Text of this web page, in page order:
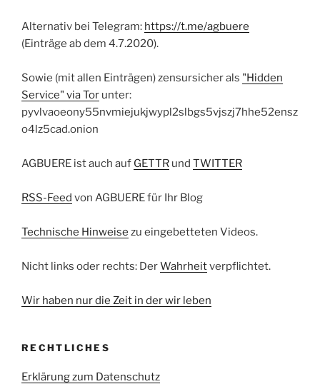
Alternativ bei Telegram: https://t.me/agbuere
(Einträge ab dem 4.7.2020).
Sowie (mit allen Einträgen) zensursicher als "Hidden
Service" via Tor unter:
pyvlvaoeony55nvmiejukjwypl2slbgs5vjszj7hhe52ensz
o4lz5cad.onion
AGBUERE ist auch auf GETTR und TWITTER
RSS-Feed von AGBUERE für Ihr Blog
Technische Hinweise zu eingebetteten Videos.
Nicht links oder rechts: DerWahrheitverpflichtet.
Wir haben nur die Zeit in der wir leben
RECHTLICHES
Erklärung zum Datenschutz